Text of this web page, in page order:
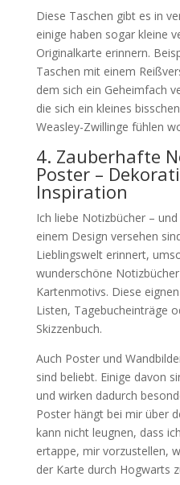
Diese Taschen gibt es in
einige haben sogar kleine
Originalkarte erinnern.
Taschen mit einem
dem sich ein Geheimfach
die sich ein kleines
Weasley-Zwillinge fühlen
4. Zauberhafte
Poster –
Inspiration
Ich liebe Notizbücher –
einem Design versehen
Lieblingswelt erinnert,
wunderschöne
Kartenmotivs. Diese
Listen, Tagebucheinträge
Skizzenbuch.
Auch Poster und
sind beliebt. Einige davon
und wirken dadurch
Poster hängt bei mir über
kann nicht leugnen, dass
ertappe, mir vorzustellen,
der Karte durch Hogwarts